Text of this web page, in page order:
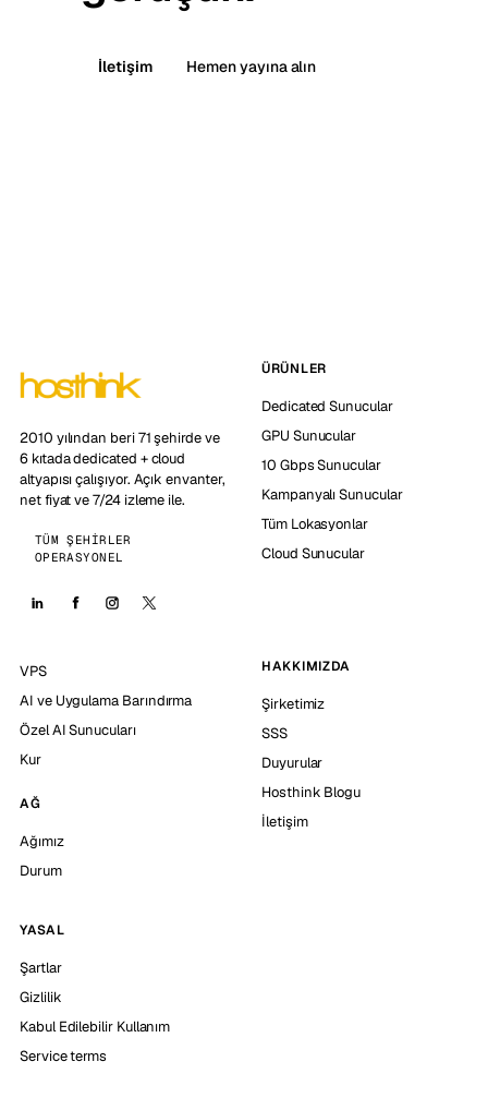
İletişim Hemen yayına alın
2010 yılından beri 71 şehirde ve
6 kıtada dedicated + cloud
altyapısı çalışıyor. Açık envanter,
net fiyat ve 7/24 izleme ile.
TÜM ŞEHIRLER
OPERASYONEL
ÜRÜNLER
Dedicated Sunucular
GPU Sunucular
10 Gbps Sunucular
Kampanyalı Sunucular
Tüm Lokasyonlar
Cloud Sunucular
VPS
AI ve Uygulama Barındırma
Özel AI Sunucuları
Kur
AĞ
Ağımız
Durum
HAKKIMIZDA
Şirketimiz
SSS
Duyurular
Hosthink Blogu
İletişim
YASAL
Şartlar
Gizlilik
Kabul Edilebilir Kullanım
Service terms